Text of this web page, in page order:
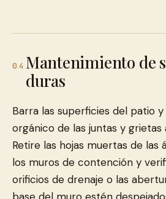
04 Mantenimiento de
duras
Barra las superficies del patio
orgánico de las juntas y grietas
Retire las hojas muertas de las
los muros de contención y
orificios de drenaje o las
base del muro estén